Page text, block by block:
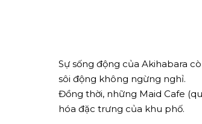
Sự sống động của Akihabara
sôi động không ngừng nghỉ.
Đồng thời, những Maid Cafe
hóa đặc trưng của khu phố.